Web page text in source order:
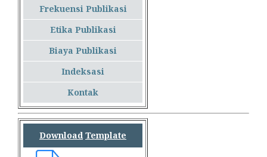
Frekuensi Publikasi
Etika Publikasi
Biaya Publikasi
Indeksasi
Kontak
Download Template